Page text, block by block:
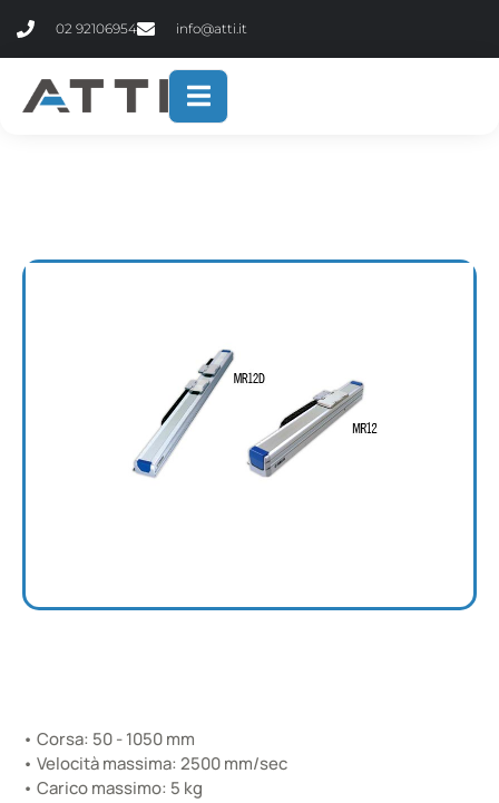
02 92106954 info@atti.it
Con Motore Lineare Tubolare
• Corsa: 50 - 1050 mm
• Velocità massima: 2500 mm/sec
• Carico massimo: 5 kg